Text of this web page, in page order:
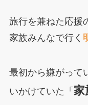
旅行を兼ねた応援
家族みんなで行く
最初から嫌がって
いかけていた「 家